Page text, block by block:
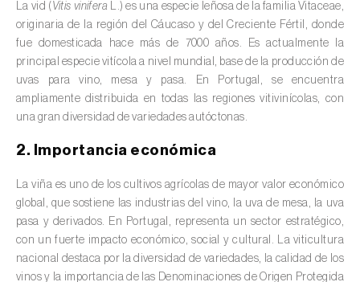
Aliso (Alnus glutinosa)
Almendro ( Prunus dulcis
Altramuz ( Lupinus spp.
Ambientes acuáticos (Pântanos, lagoas,
valas, canais, açudes, barragens e estações
Anacardo (Anacardium occidentale)
Apio (Apium graveolens )
Arándano ( Vaccinium spp.
La vid ( Vitis vinifera L.) es una especie leñosa de la familia Vitaceae,
originaria de la región del Cáucaso y del Creciente Fértil, donde
fue domesticada hace más de 7000 años. Es actualmente la
principal especie vitícola a nivel mundial, base de la producción de
uvas para vino, mesa y pasa. En Portugal, se encuentra
ampliamente distribuida en todas las regiones vitivinícolas, con
una gran diversidad de variedades autóctonas.
2. Importancia económica
La viña es uno de los cultivos agrícolas de mayor valor económico
global, que sostiene las industrias del vino, la uva de mesa, la uva
pasa y derivados. En Portugal, representa un sector estratégico,
con un fuerte impacto económico, social y cultural. La viticultura
nacional destaca por la diversidad de variedades, la calidad de los
vinos y la importancia de las Denominaciones de Origen Protegida